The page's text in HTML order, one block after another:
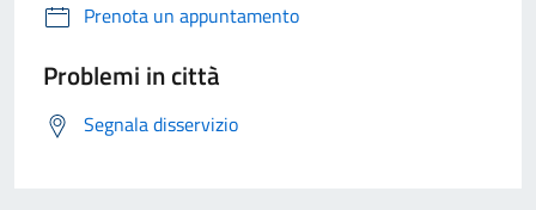
Prenota un appuntamento
Problemi in città
Segnala disservizio